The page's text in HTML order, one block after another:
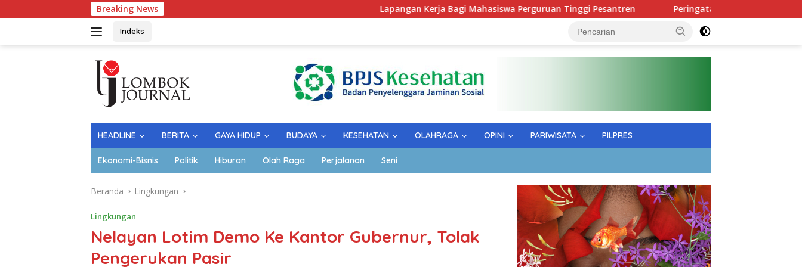
ke
Breaking News Lapangan Kerja Bagi Mahasiswa Perguruan Tinggi Pesantren Peringatan Hardiknas; Gubernur Tekankan
Indeks
HEADLINE BERITA GAYA HIDUP BUDAYA KESEHATAN OLAHRAGA OPINI PARIWISATA PILPRES
Ekonomi-Bisnis Politik Hiburan Olah Raga Perjalanan Seni
Beranda Lingkungan
Lingkungan
Nelayan Lotim Demo Ke Kantor Gubernur, Tolak
Pengerukan Pasir